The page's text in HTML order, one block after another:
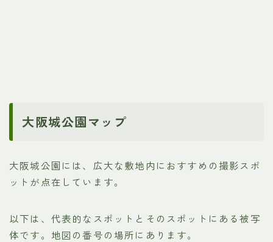
大阪城公園マップ
大阪城公園には、広大な敷地内におすすめの撮影スポ
ットが点在しています。
以下は、代表的なスポットとそのスポットにある被写
体です。地図の番号の場所にあります。